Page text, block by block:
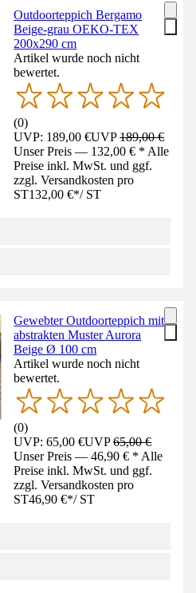
Outdoorteppich Bergamo
Beige-grau OEKO-TEX
200x290 cm
Artikel wurde noch nicht
bewertet.
(0)
UVP: 189,00 €UVP189,00 €
Unser Preis — 132,00 € * Alle
Preise inkl. MwSt. und ggf.
zzgl. Versandkosten pro
ST132,00 €*/ ST
Gewebter Outdoorteppich mit
abstrakten Muster Aurora
Beige Ø 100 cm
Artikel wurde noch nicht
bewertet.
(0)
UVP: 65,00 €UVP65,00 €
Unser Preis — 46,90 € * Alle
Preise inkl. MwSt. und ggf.
zzgl. Versandkosten pro
ST46,90 €*/ ST